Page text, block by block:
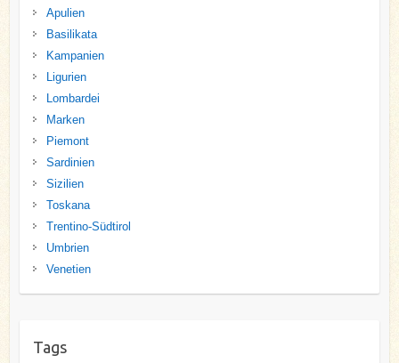
Apulien
Basilikata
Kampanien
Ligurien
Lombardei
Marken
Piemont
Sardinien
Sizilien
Toskana
Trentino-Südtirol
Umbrien
Venetien
Tags